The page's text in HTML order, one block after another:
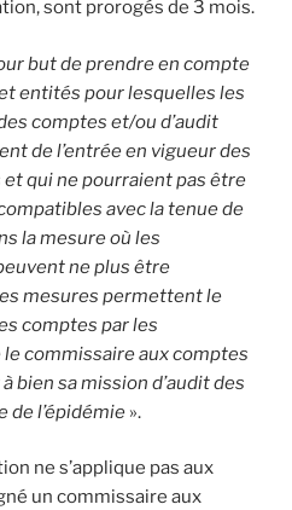
sont prorogés de 3 mois.
but de prendre en compte
entités pour lesquelles les
comptes et/ou d’audit
de l’entrée en vigueur des
qui ne pourraient pas être
avec la tenue de
la mesure où les
ne plus être
mesures permettent le
comptes par les
commissaire aux comptes
bien sa mission d’audit des
de l’épidémie ».
ne s’applique pas aux
un commissaire aux